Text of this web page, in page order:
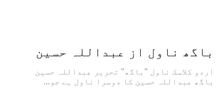
باگھ ناول از عبداللہ حسین
اردو کلاسک ناول "باگھ" تحریر عبداللہ حسین
باگھ عبداللہ حسین کا دوسرا ناول ہے جو…